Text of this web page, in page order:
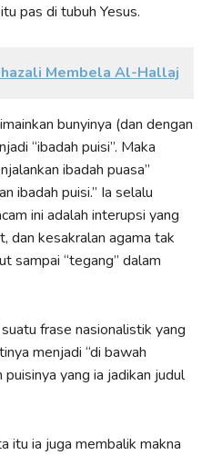
pas di tubuh Yesus.
Membela Al-Hallaj
bunyinya (dan dengan
“ibadah puisi”. Maka
ibadah puasa”
ibadah puisi.” Ia selalu
ini adalah interupsi yang
dan kesakralan agama tak
sampai “tegang” dalam
frase nasionalistik yang
menjadi “di bawah
puisinya yang ia jadikan judul
itu ia juga membalik makna